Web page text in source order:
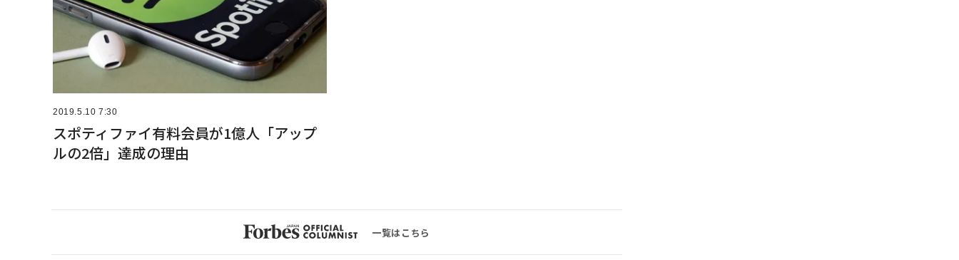
2019.5.10 7:30
スポティファイ有料会員が1億人「アップ
ルの2倍」達成の理由
一覧はこちら